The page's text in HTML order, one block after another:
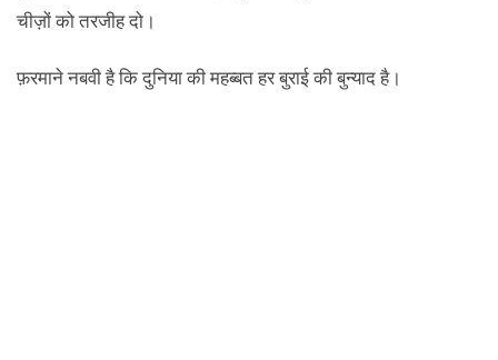
चीज़ों को तरजीह दो।
फ़रमाने नबवी है कि दुनिया की महब्बत हर बुराई की बुन्याद है।